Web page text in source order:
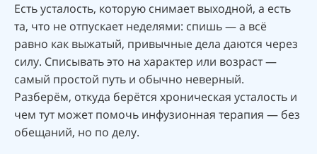
Есть усталость, которую снимает выходной, а есть
та, что не отпускает неделями: спишь — а всё
равно как выжатый, привычные дела даются через
силу. Списывать это на характер или возраст —
самый простой путь и обычно неверный.
Разберём, откуда берётся хроническая усталость и
чем тут может помочь инфузионная терапия — без
обещаний, но по делу.